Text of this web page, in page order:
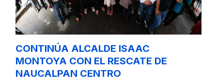
CONTINÚA ALCALDE ISAAC
MONTOYA CON EL RESCATE DE
NAUCALPAN CENTRO